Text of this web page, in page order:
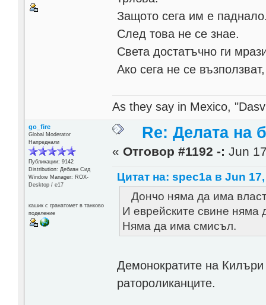
Защото сега им е
След това не се знае.
Света достатъчно ги
Ако сега не се
As they say in Mexico,
go_fire
Global Moderator
Напреднали
Публикации: 9142
Distribution: Дебиан Сид
Window Manager: ROX-
Desktop / е17
кашик с гранатомет в танково
поделение
Re: Делата на
« Отговор #1192 -: Jun
Цитат на: spec1a в Jun
Дончо няма да има
И еврейските свине няма
Няма да има смисъл.
Демонократите на
ратороликанците.